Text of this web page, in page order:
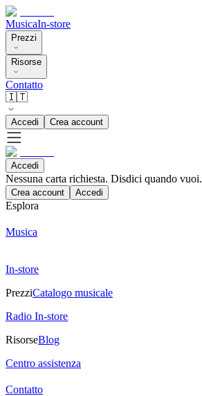
MusicaIn-store
Prezzi
Risorse
Contatto
🇮🇹
Accedi Crea account
Accedi
Nessuna carta richiesta. Disdici quando vuoi.
Crea account Accedi
Esplora
Musica
In-store
PrezziCatalogo musicale
Radio In-store
RisorseBlog
Centro assistenza
Contatto